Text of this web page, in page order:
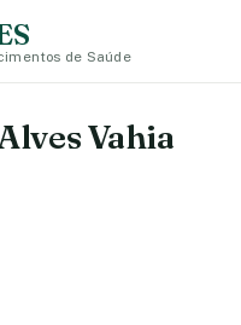
de Saúde
Vahia